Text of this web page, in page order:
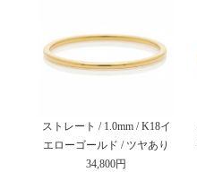
ストレート / 1.0mm / K18イ
エローゴールド / ツヤあり
34,800円